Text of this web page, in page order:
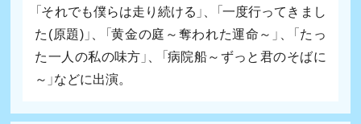
「それでも僕らは走り続ける」、「一度行ってきまし
た(原題)」、「黄金の庭～奪われた運命～」、「たっ
た一人の私の味方」、「病院船～ずっと君のそばに
～」などに出演。